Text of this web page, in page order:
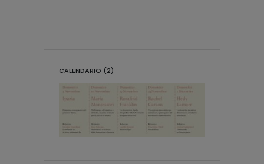
CALENDARIO (2)